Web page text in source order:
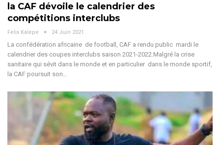
la CAF dévoile le calendrier des
compétitions interclubs
Felix Kalepe 24 Juin 2021
La confédération africaine de football, CAF a rendu public mardi le
calendrier des coupes interclubs saison 2021-2022.Malgré la crise
sanitaire qui sévit dans le monde et en particulier dans le monde sportif,
la CAF poursuit son…